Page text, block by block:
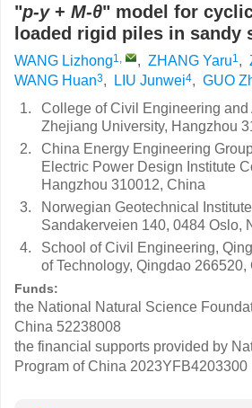
"p-y+ M-θ" model for
loaded rigid piles in sandy
WANG Lizhong1, , ZHANG Yaru1,
WANG Huan3, LIU Junwei4, GUO
1.
College of Civil Engineering and
Zhejiang University, Hangzhou
2.
China Energy Engineering
Electric Power Design Institute
Hangzhou 310012, China
3.
Norwegian Geotechnical
Sandakerveien 140, 0484 Oslo,
4.
School of Civil Engineering,
of Technology, Qingdao 266520,
Funds:
the National Natural Science
China 52238008
the financial supports provided by
Program of China 2023YFB4203300